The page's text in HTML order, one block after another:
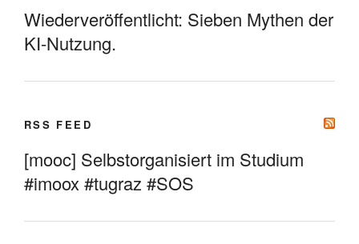
Wiederveröffentlicht: Sieben Mythen der
KI-Nutzung.
RSS FEED
[mooc] Selbstorganisiert im Studium
#imoox #tugraz #SOS